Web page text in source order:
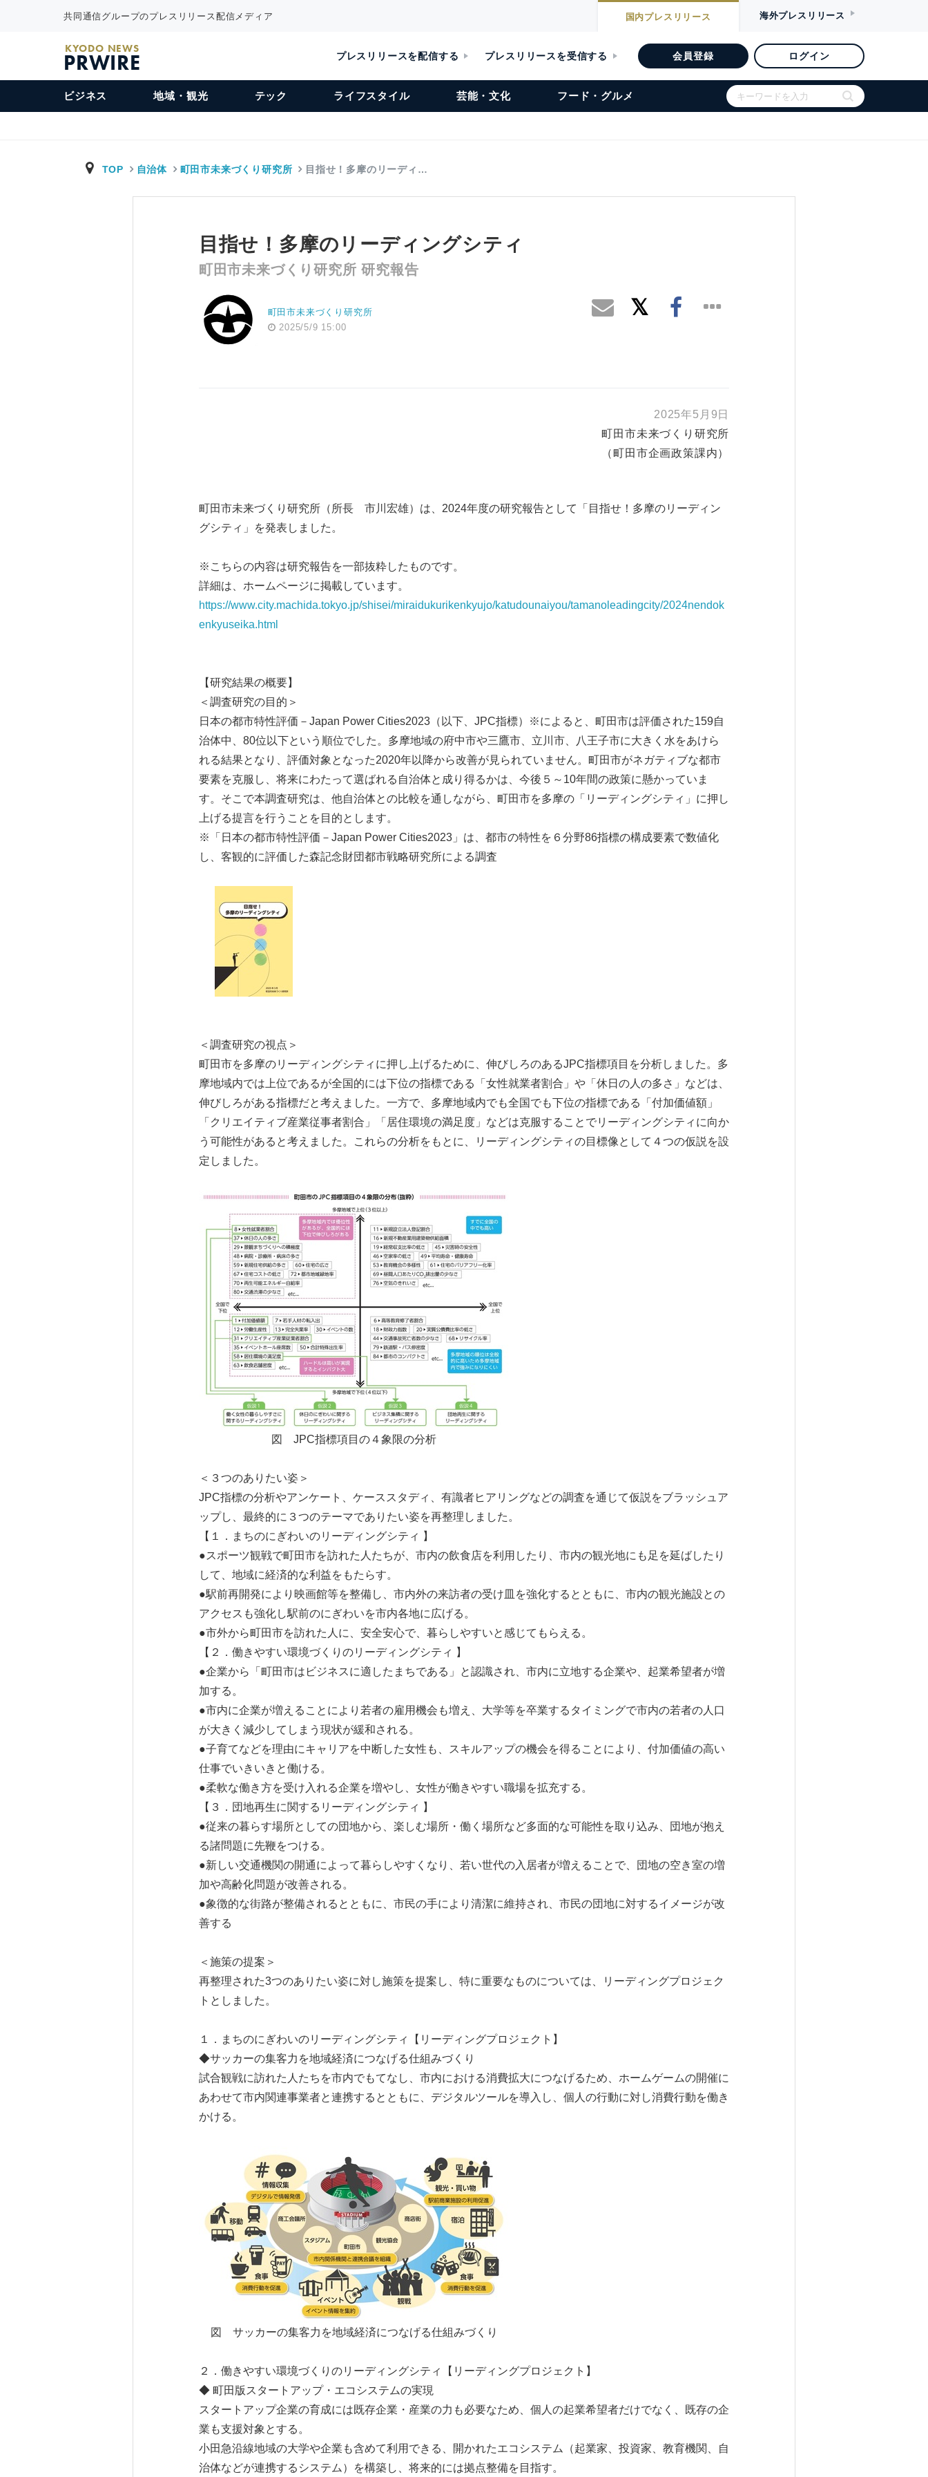
共同通信グループのプレスリリース配信メディア 国内プレスリリース 海外プレスリリース
KYODO NEWS
PRWIRE プレスリリースを配信する プレスリリースを受信する 会員登録 ログイン
ビジネス 地域・観光 テック ライフスタイル 芸能・文化 フード・グルメ
TOP 自治体 町田市未来づくり研究所 目指せ！多摩のリーディ…
目指せ！多摩のリーディングシティ
町田市未来づくり研究所 研究報告
町田市未来づくり研究所
2025/5/9 15:00
2025年5月9日
町田市未来づくり研究所
（町田市企画政策課内）
町田市未来づくり研究所（所長 市川宏雄）は、2024年度の研究報告として「目指せ！多摩のリーディン
グシティ」を発表しました。
※こちらの内容は研究報告を一部抜粋したものです。
詳細は、ホームページに掲載しています。
https://www.city.machida.tokyo.jp/shisei/miraidukurikenkyujo/katudounaiyou/tamanoleadingcity/2024nendok
enkyuseika.html
【研究結果の概要】
＜調査研究の目的＞
日本の都市特性評価－Japan Power Cities2023（以下、JPC指標）※によると、町田市は評価された159自
治体中、80位以下という順位でした。多摩地域の府中市や三鷹市、立川市、八王子市に大きく水をあけら
れる結果となり、評価対象となった2020年以降から改善が見られていません。町田市がネガティブな都市
要素を克服し、将来にわたって選ばれる自治体と成り得るかは、今後５～10年間の政策に懸かっていま
す。そこで本調査研究は、他自治体との比較を通しながら、町田市を多摩の「リーディングシティ」に押し
上げる提言を行うことを目的とします。
※「日本の都市特性評価－Japan Power Cities2023」は、都市の特性を６分野86指標の構成要素で数値化
し、客観的に評価した森記念財団都市戦略研究所による調査
＜調査研究の視点＞
町田市を多摩のリーディングシティに押し上げるために、伸びしろのあるJPC指標項目を分析しました。多
摩地域内では上位であるが全国的には下位の指標である「女性就業者割合」や「休日の人の多さ」などは、
伸びしろがある指標だと考えました。一方で、多摩地域内でも全国でも下位の指標である「付加価値額」
「クリエイティブ産業従事者割合」「居住環境の満足度」などは克服することでリーディングシティに向か
う可能性があると考えました。これらの分析をもとに、リーディングシティの目標像として４つの仮説を設
定しました。
図 JPC指標項目の４象限の分析
＜３つのありたい姿＞
JPC指標の分析やアンケート、ケーススタディ、有識者ヒアリングなどの調査を通じて仮説をブラッシュア
ップし、最終的に３つのテーマでありたい姿を再整理しました。
【１．まちのにぎわいのリーディングシティ 】
●スポーツ観戦で町田市を訪れた人たちが、市内の飲食店を利用したり、市内の観光地にも足を延ばしたり
して、地域に経済的な利益をもたらす。
●駅前再開発により映画館等を整備し、市内外の来訪者の受け皿を強化するとともに、市内の観光施設との
アクセスも強化し駅前のにぎわいを市内各地に広げる。
●市外から町田市を訪れた人に、安全安心で、暮らしやすいと感じてもらえる。
【２．働きやすい環境づくりのリーディングシティ 】
●企業から「町田市はビジネスに適したまちである」と認識され、市内に立地する企業や、起業希望者が増
加する。
●市内に企業が増えることにより若者の雇用機会も増え、大学等を卒業するタイミングで市内の若者の人口
が大きく減少してしまう現状が緩和される。
●子育てなどを理由にキャリアを中断した女性も、スキルアップの機会を得ることにより、付加価値の高い
仕事でいきいきと働ける。
●柔軟な働き方を受け入れる企業を増やし、女性が働きやすい職場を拡充する。
【３．団地再生に関するリーディングシティ 】
●従来の暮らす場所としての団地から、楽しむ場所・働く場所など多面的な可能性を取り込み、団地が抱え
る諸問題に先鞭をつける。
●新しい交通機関の開通によって暮らしやすくなり、若い世代の入居者が増えることで、団地の空き室の増
加や高齢化問題が改善される。
●象徴的な街路が整備されるとともに、市民の手により清潔に維持され、市民の団地に対するイメージが改
善する
＜施策の提案＞
再整理された3つのありたい姿に対し施策を提案し、特に重要なものについては、リーディングプロジェク
トとしました。
１．まちのにぎわいのリーディングシティ【リーディングプロジェクト】
◆サッカーの集客力を地域経済につなげる仕組みづくり
試合観戦に訪れた人たちを市内でもてなし、市内における消費拡大につなげるため、ホームゲームの開催に
あわせて市内関連事業者と連携するとともに、デジタルツールを導入し、個人の行動に対し消費行動を働き
かける。
図 サッカーの集客力を地域経済につなげる仕組みづくり
２．働きやすい環境づくりのリーディングシティ【リーディングプロジェクト】
◆ 町田版スタートアップ・エコシステムの実現
スタートアップ企業の育成には既存企業・産業の力も必要なため、個人の起業希望者だけでなく、既存の企
業も支援対象とする。
小田急沿線地域の大学や企業も含めて利用できる、開かれたエコシステム（起業家、投資家、教育機関、自
治体などが連携するシステム）を構築し、将来的には拠点整備を目指す。
Japanese
English